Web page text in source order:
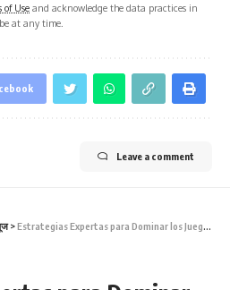
of Use and acknowledge the data practices in
at any time.
Leave a comment
>Estrategias Expertas para Dominar los Juegos de Mesa en Betalice Casino